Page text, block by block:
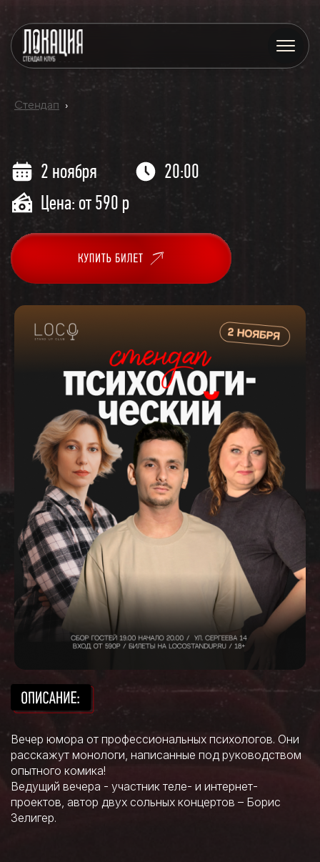
Стендап ›
2 ноября
20:00
Цена: от 590 р
Вечер юмора от профессиональных психологов. Они
расскажут монологи, написанные под руководством
опытного комика!
Ведущий вечера - участник теле- и интернет-
проектов, автор двух сольных концертов – Борис
Зелигер.